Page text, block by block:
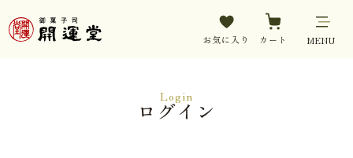
お気に入り カート MENU
Login
ログイン